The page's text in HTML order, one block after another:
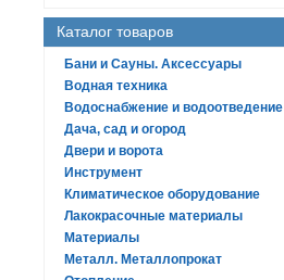
Каталог товаров
Бани и Сауны. Аксессуары
Водная техника
Водоснабжение и водоотведение
Дача, сад и огород
Двери и ворота
Инструмент
Климатическое оборудование
Лакокрасочные материалы
Материалы
Металл. Металлопрокат